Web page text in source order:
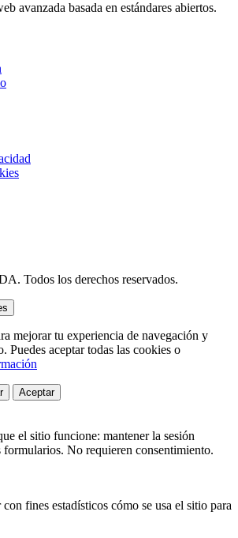
avanzada basada en estándares abiertos.
Todos los derechos reservados.
mejorar tu experiencia de navegación y
Puedes aceptar todas las cookies o
Aceptar
el sitio funcione: mantener la sesión
No requieren consentimiento.
fines estadísticos cómo se usa el sitio para